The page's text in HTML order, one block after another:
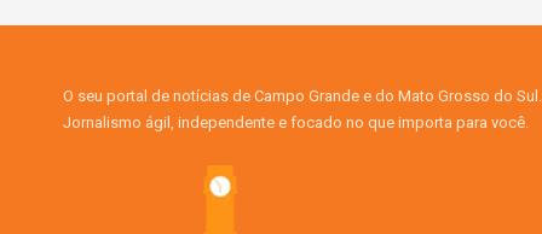
O seu portal de notícias de Campo Grande e do Mato Grosso do Sul.
Jornalismo ágil, independente e focado no que importa para você.